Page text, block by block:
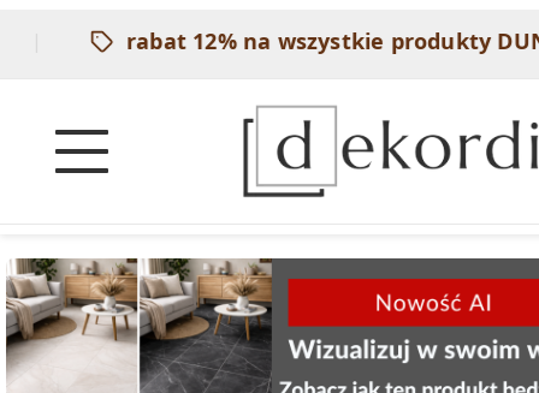
rabat 12% na wszystkie produkty DUNIN -